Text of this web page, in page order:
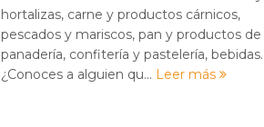
hortalizas, carne y productos cárnicos,
pescados y mariscos, pan y productos de
panadería, confitería y pastelería, bebidas.
¿Conoces a alguien qu... Leer más